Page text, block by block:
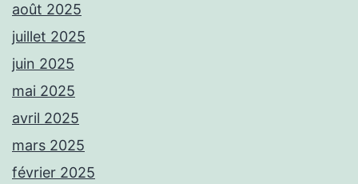
août 2025
juillet 2025
juin 2025
mai 2025
avril 2025
mars 2025
février 2025